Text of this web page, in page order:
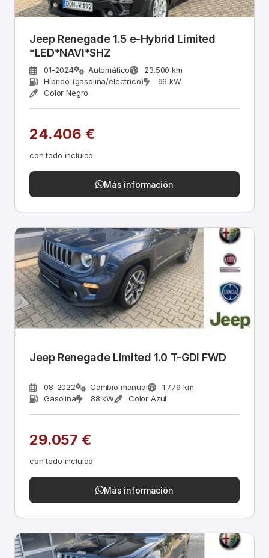
Jeep Renegade 1.5 e-Hybrid Limited
*LED*NAVI*SHZ
01-2024 Automático
23.500 km
Híbrido (gasolina/eléctrico)
96 kW
Color Negro
24.406 €
con todo incluido
Más información
Jeep Renegade Limited 1.0 T-GDI FWD
08-2022 Cambio manual
1.779 km
Gasolina
88 kW Color Azul
29.057 €
con todo incluido
Más información